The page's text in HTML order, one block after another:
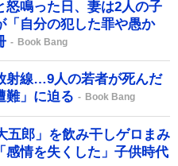
怒鳴った日、妻は2人の子
自分の犯した罪や愚か
Book Bang
射線…9人の若者が死んだ
難」に迫る
Book Bang
五郎」を飲み干しゲロまみ
情を失くした」子供時代